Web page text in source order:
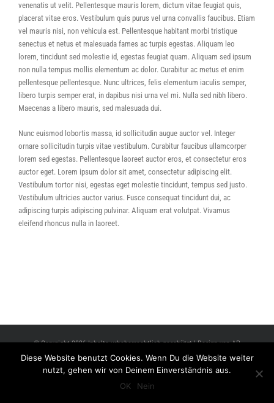
venenatis ut velit. Pellentesque mauris lorem, dictum vitae feugiat quis,
placerat vitae eros. Vestibulum quis purus vel urna convallis faucibus. Etiam
vel mauris nisi, non vehicula est. Pellentesque habitant morbi tristique
senectus et netus et malesuada fames ac turpis egestas. Aliquam leo
lorem, tincidunt sed molestie id, egestas feugiat quam. Aliquam sed ipsum
non nulla tempus mollis elementum ac dolor. Curabitur ac metus et enim
pellentesque pellentesque. Nunc ultrices, felis elementum iaculis semper,
libero turpis semper erat, in dapibus nisi urna vel mi. Nulla sed nibh libero.
Maecenas a libero mauris, sed malesuada dui.
Nunc euismod lobortis massa, id sollicitudin augue auctor vel. Integer
ornare sollicitudin turpis vitae vestibulum. Curabitur faucibus ullamcorper
lorem sed egestas. Pellentesque laoreet auctor eros, et consectetur eros
auctor eget. Lorem ipsum dolor sit amet, consectetur adipiscing elit.
Vestibulum tortor nisi, egestas eget molestie tincidunt, tempus sed justo.
Vestibulum ultricies auctor varius. Fusce consequat tincidunt dui, ac
adipiscing turpis adipiscing pulvinar. Aliquam erat volutpat. Vivamus
eleifend rhoncus nulla in laoreet.
© Copyright 2026 Inhalte urheberrechtlich geschützt | Design von AP
Facebook
Diese Website benutzt Cookies. Wenn Du die Website weiter
nutzt, gehen wir von Deinem Einverständnis aus.
OK
Nein